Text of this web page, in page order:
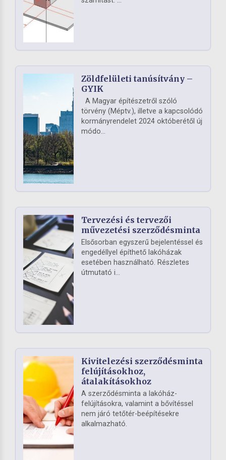
Zöldfelületi tanúsítvány –
GYIK
A Magyar építészetről szóló
törvény (Méptv.), illetve a kapcsolódó
kormányrendelet 2024 októberétől új
módo...
Tervezési és tervezői
művezetési szerződésminta
Elsősorban egyszerű bejelentéssel és
engedéllyel építhető lakóházak
esetében használható. Részletes
útmutató i...
Kivitelezési szerződésminta
felújításokhoz,
átalakításokhoz
A szerződésminta a lakóház-
felújításokra, valamint a bővítéssel
nem járó tetőtér-beépítésekre
alkalmazható.